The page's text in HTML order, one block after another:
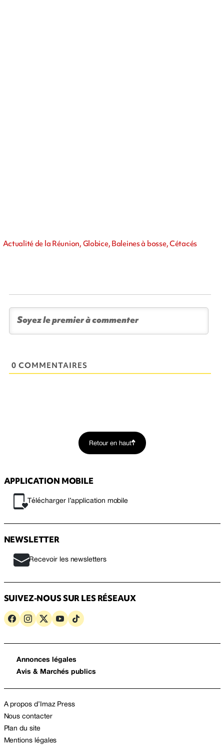
Actualité de la Réunion, Globice, Baleines à bosse, Cétacés
0 COMMENTAIRES
Retour en haut
APPLICATION MOBILE
Télécharger l’application mobile
NEWSLETTER
Recevoir les newsletters
SUIVEZ-NOUS SUR LES RÉSEAUX
Annonces légales
Avis & Marchés publics
A propos d’Imaz Press
Nous contacter
Plan du site
Mentions légales